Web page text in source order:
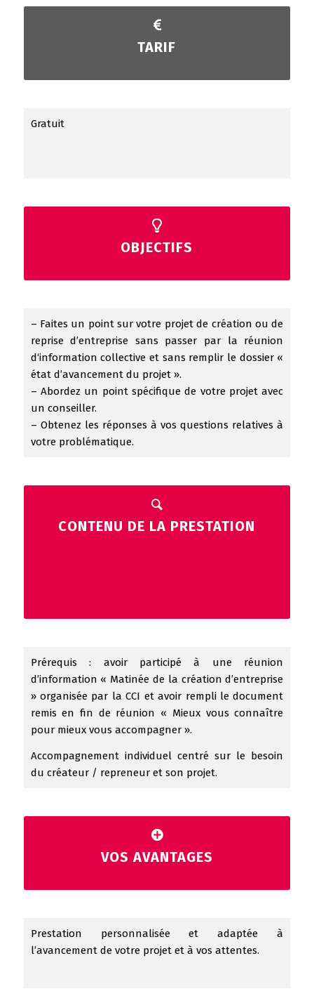
TARIF
Gratuit
OBJECTIFS
– Faites un point sur votre projet de création ou de
reprise d’entreprise sans passer par la réunion
d‘information collective et sans remplir le dossier «
état d’avancement du projet ».
– Abordez un point spécifique de votre projet avec
un conseiller.
– Obtenez les réponses à vos questions relatives à
votre problématique.
CONTENU DE LA PRESTATION
Prérequis : avoir participé à une réunion
d’information « Matinée de la création d’entreprise
» organisée par la CCI et avoir rempli le document
remis en fin de réunion « Mieux vous connaître
pour mieux vous accompagner ».
Accompagnement individuel centré sur le besoin
du créateur / repreneur et son projet.
VOS AVANTAGES
Prestation personnalisée et adaptée à
l’avancement de votre projet et à vos attentes.